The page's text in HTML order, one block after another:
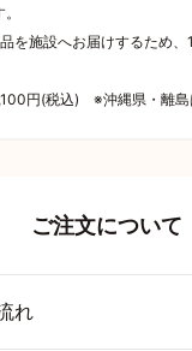
を施設へお届けするため、
円(税込) ※沖縄県・離島
ご注文について
れ